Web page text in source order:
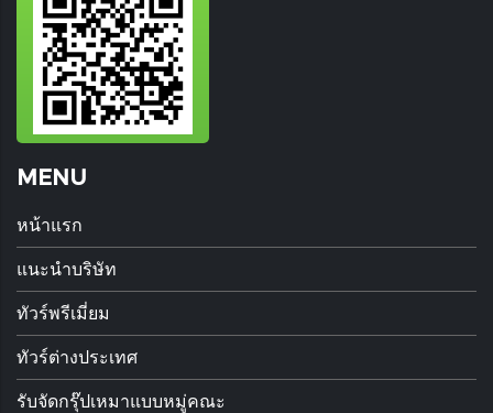
MENU
หน้าแรก
แนะนำบริษัท
ทัวร์พรีเมี่ยม
ทัวร์ต่างประเทศ
รับจัดกรุ๊ปเหมาแบบหมู่คณะ